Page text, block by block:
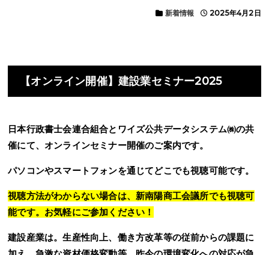
2025年4月2日
新着情報
【オンライン開催】建設業セミナー2025
日本行政書士会連合組合とワイズ公共データシステム㈱の共
催にて、オンラインセミナー開催のご案内です。
パソコンやスマートフォンを通じてどこでも視聴可能です。
視聴方法がわからない場合は、新南陽商工会議所でも視聴可
能です。お気軽にご参加ください！
建設産業は。生産性向上、働き方改革等の従前からの課題に